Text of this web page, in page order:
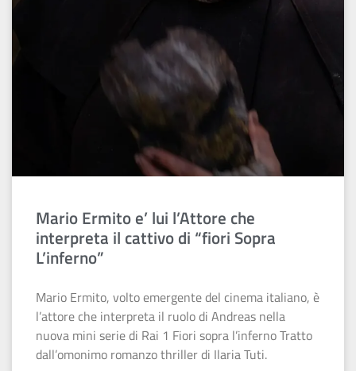
Mario Ermito e’ lui l’Attore che
interpreta il cattivo di “fiori Sopra
L’inferno”
Mario Ermito, volto emergente del cinema italiano, è
l’attore che interpreta il ruolo di Andreas nella
nuova mini serie di Rai 1 Fiori sopra l’inferno Tratto
dall’omonimo romanzo thriller di Ilaria Tuti.